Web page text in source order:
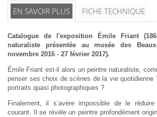
EN SAVOIR PLUS FICHE TECHNIQUE
Catalogue de l'exposition Émile Friant
naturaliste présentée au musée des
novembre 2016 - 27 février 2017).
Émile Friant est-il alors un peintre naturaliste,
penser ses choix de scènes de la vie quotidienne
portraits quasi photographiques ?
Finalement, il s’avère impossible de le
courant. Il se révèle un peintre profondément